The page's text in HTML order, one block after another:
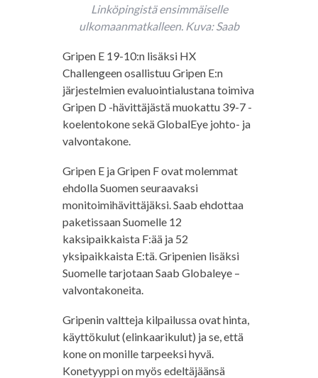
Linköpingistä ensimmäiselle
ulkomaanmatkalleen. Kuva: Saab
Gripen E 19-10:n lisäksi HX
Challengeen osallistuu Gripen E:n
järjestelmien evaluointialustana toimiva
Gripen D -hävittäjästä muokattu 39-7 -
koelentokone sekä GlobalEye johto- ja
valvontakone.
Gripen E ja Gripen F ovat molemmat
ehdolla Suomen seuraavaksi
monitoimihävittäjäksi. Saab ehdottaa
paketissaan Suomelle 12
kaksipaikkaista F:ää ja 52
yksipaikkaista E:tä. Gripenien lisäksi
Suomelle tarjotaan Saab Globaleye –
valvontakoneita.
Gripenin valtteja kilpailussa ovat hinta,
käyttökulut (elinkaarikulut) ja se, että
kone on monille tarpeeksi hyvä.
Konetyyppi on myös edeltäjäänsä